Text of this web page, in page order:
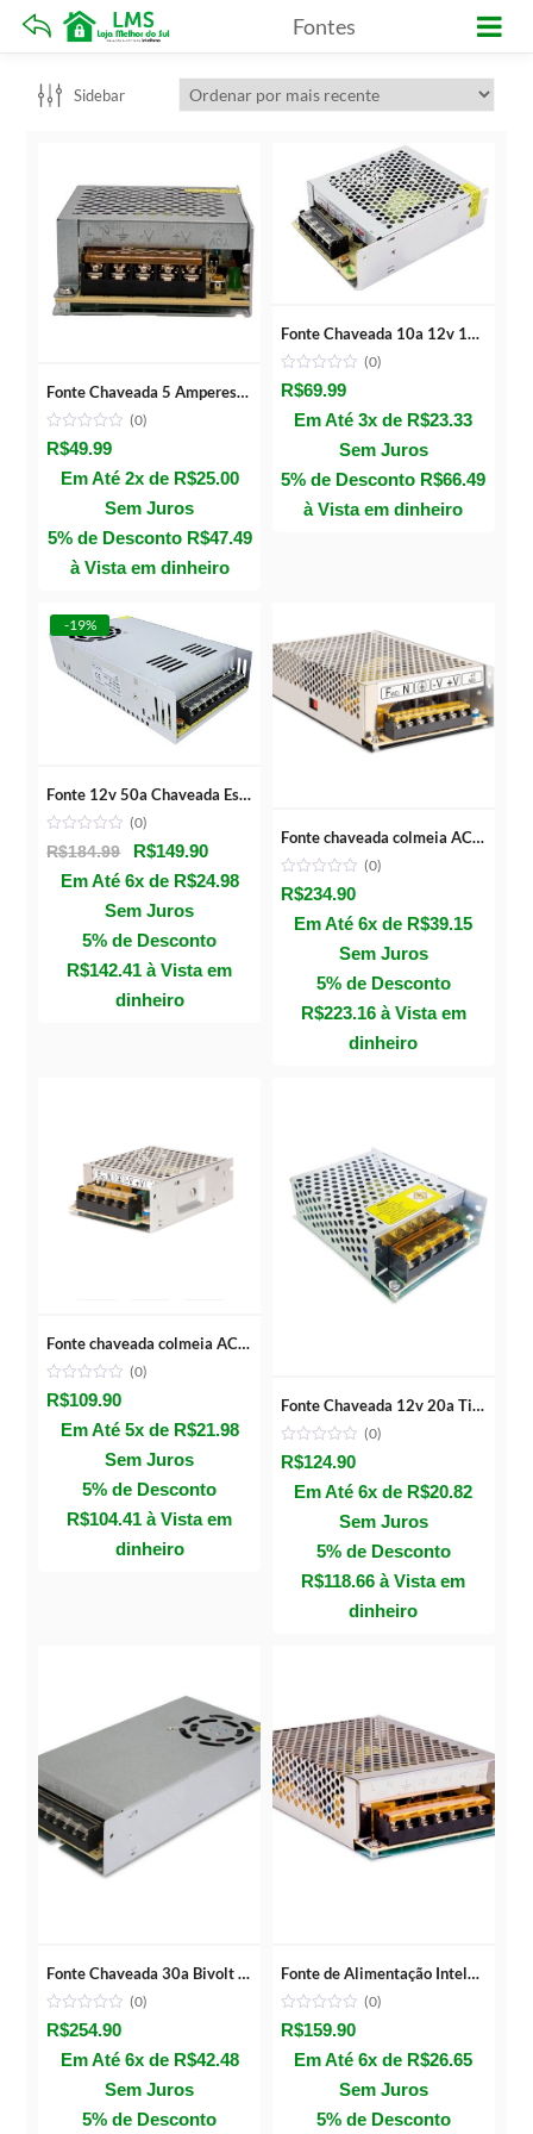
Fontes
Sidebar
Fonte Chaveada 5 Amperes 60w 12v
(0)
R$49.99
Em Até 2x de R$25.00
Sem Juros
5% de Desconto R$47.49
à Vista em dinheiro
Fonte Chaveada 10a 12v 120w Bivolt
(0)
R$69.99
Em Até 3x de R$23.33
Sem Juros
5% de Desconto R$66.49
à Vista em dinheiro
-19%
Fonte 12v 50a Chaveada Estabilizada Bivolt C/ Cooler
(0)
R$184.99
O
preço
original
era:
R$184.99.
R$149.90O
preço
é:
R$149.90.
Em Até 6x de R$24.98
Sem Juros
5% de Desconto
R$142.41 à Vista em
dinheiro
Fonte chaveada colmeia AC/DC 12,8V 15A metálica – Intelbras EFM 1215 G2
(0)
R$234.90
Em Até 6x de R$39.15
Sem Juros
5% de Desconto
R$223.16 à Vista em
dinheiro
Fonte chaveada colmeia AC/DC 12,8V 5A metálica – Intelbras EFM 1205 G2
(0)
R$109.90
Em Até 5x de R$21.98
Sem Juros
5% de Desconto
R$104.41 à Vista em
dinheiro
Fonte Chaveada 12v 20a Tipo Colmeia Para Câmera De Segurança
(0)
R$124.90
Em Até 6x de R$20.82
Sem Juros
5% de Desconto
R$118.66 à Vista em
dinheiro
Fonte Chaveada 30a Bivolt Colmeia 360w Cftv 12v
(0)
R$254.90
Em Até 6x de R$42.48
Sem Juros
5% de Desconto
Fonte de Alimentação Intelbras EFM 1210 10A
(0)
R$159.90
Em Até 6x de R$26.65
Sem Juros
5% de Desconto